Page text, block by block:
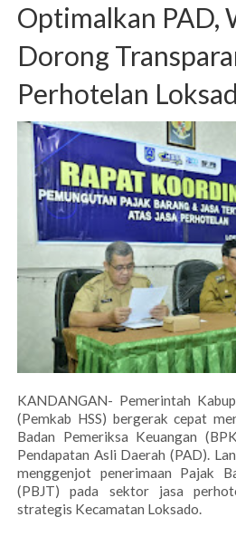
Optimalkan PAD,
Dorong
Perhotelan
KANDANGAN- Pemerintah
(Pemkab HSS) bergerak cepat
Badan Pemeriksa Keuangan
Pendapatan Asli Daerah (PAD).
menggenjot penerimaan Pajak
(PBJT) pada sektor jasa
strategis Kecamatan Loksado.